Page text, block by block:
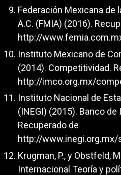
Federación Mexicana de
A.C. (FMIA) (2016).
http://
Instituto Mexicano de
(2014). Competitividad.
http://imco.org.mx/
Instituto Nacional de
(INEGI) (2015). Banco
Recuperado de
http://
Krugman, P., y Obstfeld,
Internacional Teoría y